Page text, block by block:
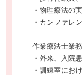
・物理療法の
・カンファレ
作業療法士業
・外来、入院
・訓練室にお